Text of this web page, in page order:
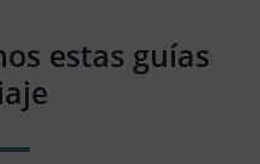
estas guías